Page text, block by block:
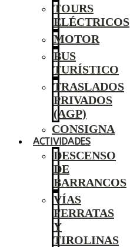
TOURS
ELÉCTRICOS
MOTOR
BUS
TURÍSTICO
TRASLADOS
PRIVADOS
(AGP)
CONSIGNA
ACTIVIDADES
DESCENSO
DE
BARRANCOS
VÍAS
FERRATAS
Y
TIROLINAS